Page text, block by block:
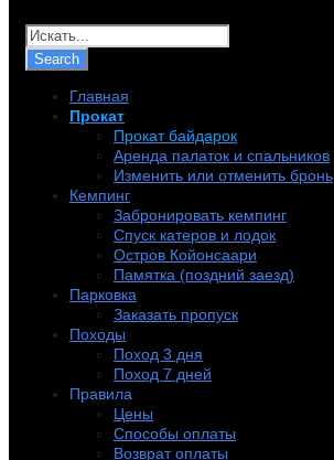
Главная
Прокат
Прокат байдарок
Аренда палаток и спальников
Изменить или отменить бронь
Кемпинг
Забронировать кемпинг
Спуск катеров и лодок
Остров Койонсаари
Памятка (поздний заезд)
Парковка
Заказать пропуск
Походы
Поход 3 дня
Поход 7 дней
Правила
Цены
Способы оплаты
Возврат оплаты